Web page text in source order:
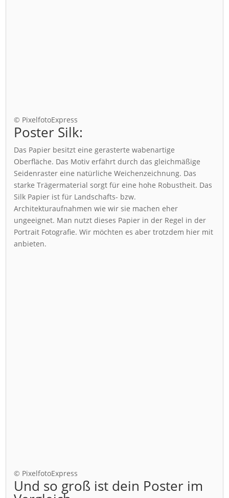
© PixelfotoExpress
Poster Silk:
Das Papier besitzt eine gerasterte wabenartige
Oberfläche. Das Motiv erfährt durch das gleichmäßige
Seidenraster eine natürliche Weichenzeichnung. Das
starke Trägermaterial sorgt für eine hohe Robustheit. Das
Silk Papier ist für Landschafts- bzw.
Architekturaufnahmen wie wir sie machen eher
ungeeignet. Man nutzt dieses Papier in der Regel in der
Portrait Fotografie. Wir möchten es aber trotzdem hier mit
anbieten.
© PixelfotoExpress
Und so groß ist dein Poster im